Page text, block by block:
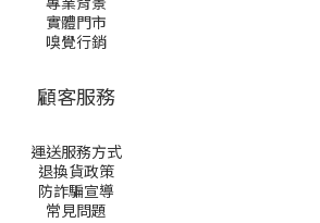
實體門市
嗅覺行銷
顧客服務
運送服務方式
退換貨政策
防詐騙宣導
常見問題